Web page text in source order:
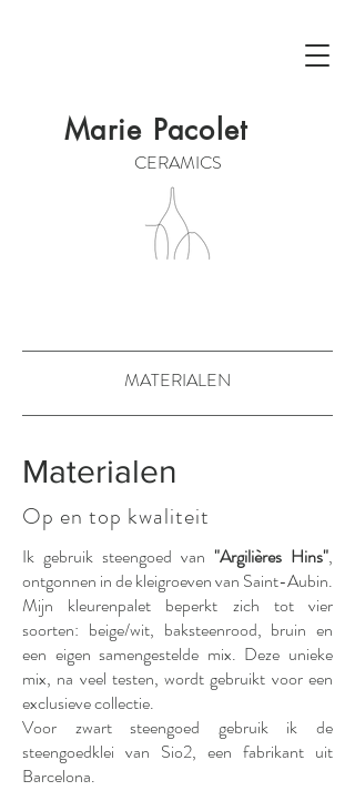
Marie Pacolet
CERAMICS
MATERIALEN
Materialen
Op en top kwaliteit
Ik gebruik steengoed van "Argilières Hins",
ontgonnen in de kleigroeven van Saint-Aubin.
Mijn kleurenpalet beperkt zich tot vier
soorten: beige/wit, baksteenrood, bruin en
een eigen samengestelde mix. Deze unieke
mix, na veel testen, wordt gebruikt voor een
exclusieve collectie.
Voor zwart steengoed gebruik ik de
steengoedklei van Sio2, een fabrikant uit
Barcelona.